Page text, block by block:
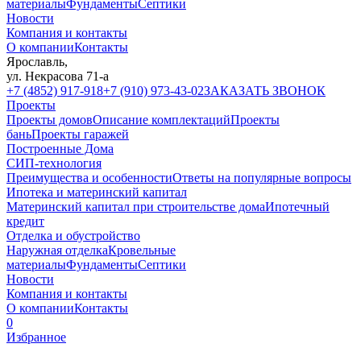
материалыФундаментыСептики
Новости
Компания и контакты
О компанииКонтакты
Ярославль,
ул. Некрасова 71-а
+7 (4852) 917-918+7 (910) 973-43-02ЗАКАЗАТЬ ЗВОНОК
Проекты
Проекты домовОписание комплектацийПроекты
баньПроекты гаражей
Построенные Дома
СИП-технология
Преимущества и особенностиОтветы на популярные вопросы
Ипотека и материнский капитал
Материнский капитал при строительстве домаИпотечный
кредит
Отделка и обустройство
Наружная отделкаКровельные
материалыФундаментыСептики
Новости
Компания и контакты
О компанииКонтакты
0
Избранное